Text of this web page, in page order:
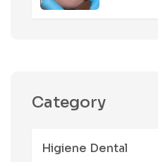
Category
Higiene Dental